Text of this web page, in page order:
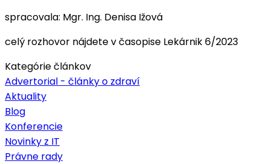
spracovala: Mgr. Ing. Denisa Ižová
celý rozhovor nájdete v časopise Lekárnik 6/2023
Kategórie článkov
Advertorial - články o zdraví
Aktuality
Blog
Konferencie
Novinky z IT
Právne rady